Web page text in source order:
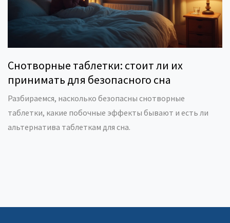
Снотворные таблетки: стоит ли их
принимать для безопасного сна
Разбираемся, насколько безопасны снотворные
таблетки, какие побочные эффекты бывают и есть ли
альтернатива таблеткам для сна.